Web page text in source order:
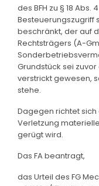
des BFH zu § 18 Abs.
Besteuerungszugriff
beschränkt, der auf
Rechtsträgers (A-
Grundstück sei
verstrickt gewesen,
stehe.
Dagegen richtet sich
Verletzung
gerügt wird.
Das FA beantragt,
das Urteil des FG